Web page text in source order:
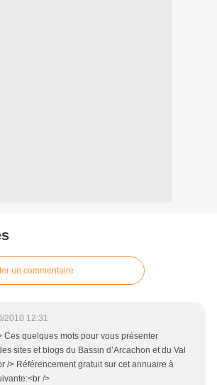
un commentaire
2010 12:31
Ces quelques mots pour vous présenter
sites et blogs du Bassin d’Arcachon et du Val
/> Référencement gratuit sur cet annuaire à
/>